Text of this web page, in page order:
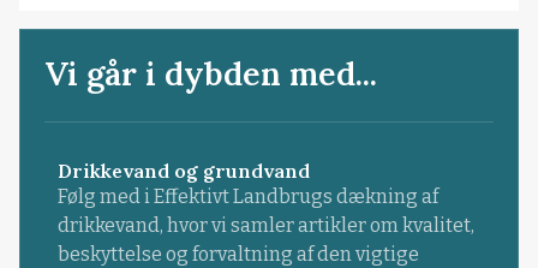
Vi går i dybden med...
Drikkevand og grundvand
Følg med i Effektivt Landbrugs dækning af
drikkevand, hvor vi samler artikler om kvalitet,
beskyttelse og forvaltning af den vigtige